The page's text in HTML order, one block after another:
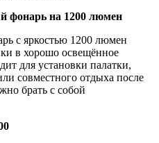
фонарь на 1200 люмен
с яркостью 1200 люмен
в хорошо освещённое
для установки палатки,
совместного отдыха после
брать с собой